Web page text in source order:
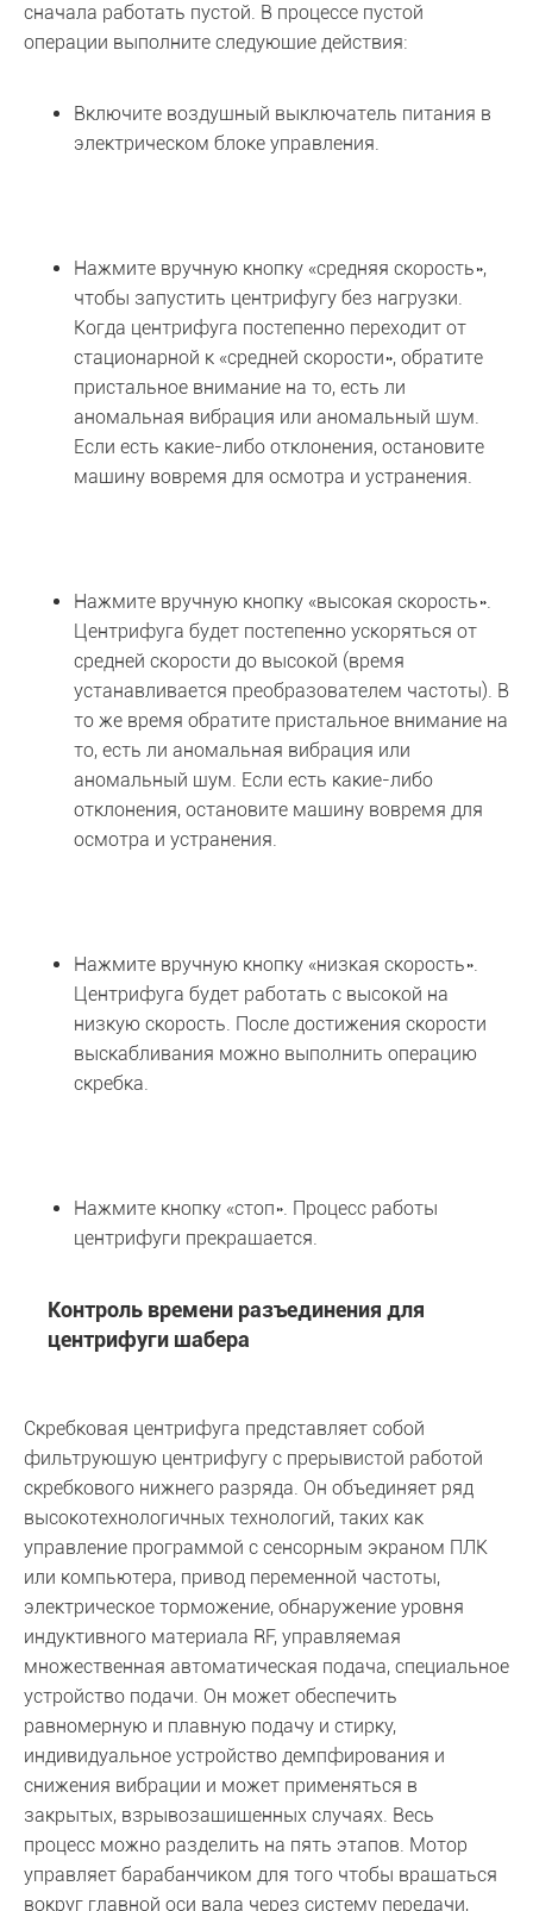
сначала работать пустой. В процессе пустой
операции выполните следующие действия:
Включите воздушный выключатель питания в
электрическом блоке управления.
Нажмите вручную кнопку «средняя скорость»,
чтобы запустить центрифугу без нагрузки.
Когда центрифуга постепенно переходит от
стационарной к «средней скорости», обратите
пристальное внимание на то, есть ли
аномальная вибрация или аномальный шум.
Если есть какие-либо отклонения, остановите
машину вовремя для осмотра и устранения.
Нажмите вручную кнопку «высокая скорость».
Центрифуга будет постепенно ускоряться от
средней скорости до высокой (время
устанавливается преобразователем частоты). В
то же время обратите пристальное внимание на
то, есть ли аномальная вибрация или
аномальный шум. Если есть какие-либо
отклонения, остановите машину вовремя для
осмотра и устранения.
Нажмите вручную кнопку «низкая скорость».
Центрифуга будет работать с высокой на
низкую скорость. После достижения скорости
выскабливания можно выполнить операцию
скребка.
Нажмите кнопку «стоп». Процесс работы
центрифуги прекращается.
Контроль времени разъединения для
центрифуги шабера
Скребковая центрифуга представляет собой
фильтрующую центрифугу с прерывистой работой
скребкового нижнего разряда. Он объединяет ряд
высокотехнологичных технологий, таких как
управление программой с сенсорным экраном ПЛК
или компьютера, привод переменной частоты,
электрическое торможение, обнаружение уровня
индуктивного материала RF, управляемая
множественная автоматическая подача, специальное
устройство подачи. Он может обеспечить
равномерную и плавную подачу и стирку,
индивидуальное устройство демпфирования и
снижения вибрации и может применяться в
закрытых, взрывозащищенных случаях. Весь
процесс можно разделить на пять этапов. Мотор
управляет барабанчиком для того чтобы вращаться
вокруг главной оси вала через систему передачи,